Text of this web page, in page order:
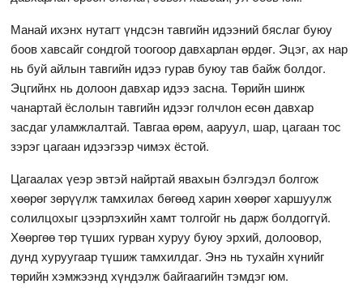
Манай ихэнх нутагт үндсэн тавгийн идээний бяслаг буюу
боов хавсайг сондгой тоогоор давхарлан өрдөг. Эцэг, ах нар
нь буй айлын тавгийн идээ гурав буюу тав байж болдог.
Эцгийнх нь долоон давхар идээ засна. Төрийн шинж
чанартай ёслолын тавгийн идээг голчлон есөн давхар
засдаг уламжлалтай. Тавгаа өрөм, ааруул, шар, цагаан тос
зэрэг цагаан идээгээр чимэх ёстой.
Цагаалах үеэр эвтэй найртай явахын бэлгэдэл болгож
хөөрөг зөрүүлж тамхилах бөгөөд харин хөөрөг харшуулж
солилцохыг цээрлэхийн хамт толгойг нь дарж болдоггүй.
Хөөргөө төр түших гурван хуруу буюу эрхий, долоовор,
дунд хуруугаар түшиж тамхилдаг. Энэ нь тухайн хүнийг
төрийн хэмжээнд хүндэлж байгаагийн тэмдэг юм.